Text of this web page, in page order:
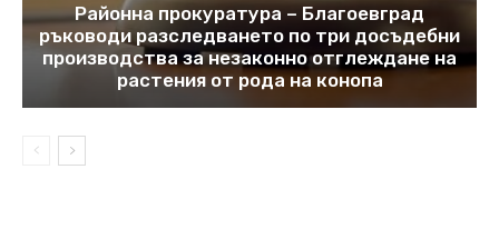
Районна прокуратура – Благоевград
ръководи разследването по три досъдебни
производства за незаконно отглеждане на
растения от рода на конопа